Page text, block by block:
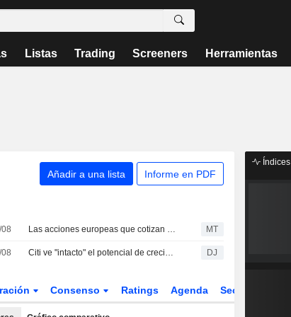
Listas Trading Screeners Herramientas
Añadir a una lista Informe en PDF
Las acciones europeas que cotizan en EE. UU. como ADR registran alzas en la sesión del jueves MT
Citi ve "intacto" el potencial de crecimiento de CaixaBank pero aún prefiere a Santander y BBVA DJ
Consenso Ratings Agenda Sector
Índices